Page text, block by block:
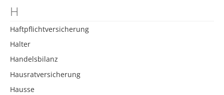
H
Haftpflichtversicherung
Halter
Handelsbilanz
Hausratversicherung
Hausse